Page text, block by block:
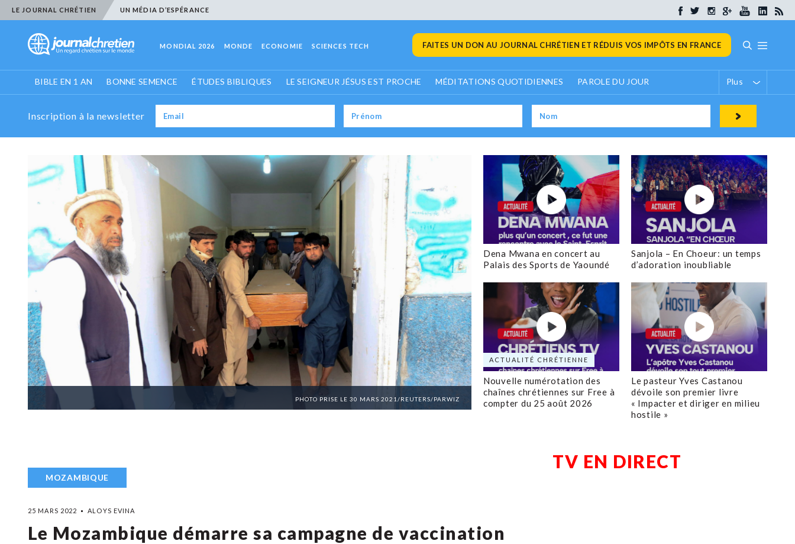
LE JOURNAL CHRÉTIEN UN MÉDIA D’ESPÉRANCE
MONDIAL 2026 MONDE ECONOMIE SCIENCES TECH FAITES UN DON AU JOURNAL CHRÉTIEN ET RÉDUIS VOS IMPÔTS EN FRANCE
BIBLE EN 1 AN BONNE SEMENCE ÉTUDES BIBLIQUES LE SEIGNEUR JÉSUS EST PROCHE MÉDITATIONS QUOTIDIENNES PAROLE DU JOUR Plus
Inscription à la newsletter
PHOTO PRISE LE 30 MARS 2021/REUTERS/PARWIZ
Dena Mwana en concert au
Palais des Sports de Yaoundé
Sanjola – En Choeur: un temps
d’adoration inoubliable
ACTUALITÉ CHRÉTIENNE
Nouvelle numérotation des
chaînes chrétiennes sur Free à
compter du 25 août 2026
Le pasteur Yves Castanou
dévoile son premier livre
« Impacter et diriger en milieu
hostile »
MOZAMBIQUE
25 MARS 2022 ALOYS EVINA
Le Mozambique démarre sa campagne de vaccination
TV EN DIRECT